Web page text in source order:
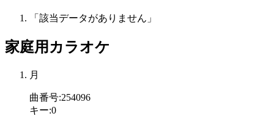
「該当データがありません」
家庭用カラオケ
月
曲番号:254096
キー:0